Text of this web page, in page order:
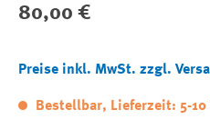
Regulärer Preis:
80,00 €
Preise inkl. MwSt. zzgl.
Bestellbar, Lieferzeit: 5-10